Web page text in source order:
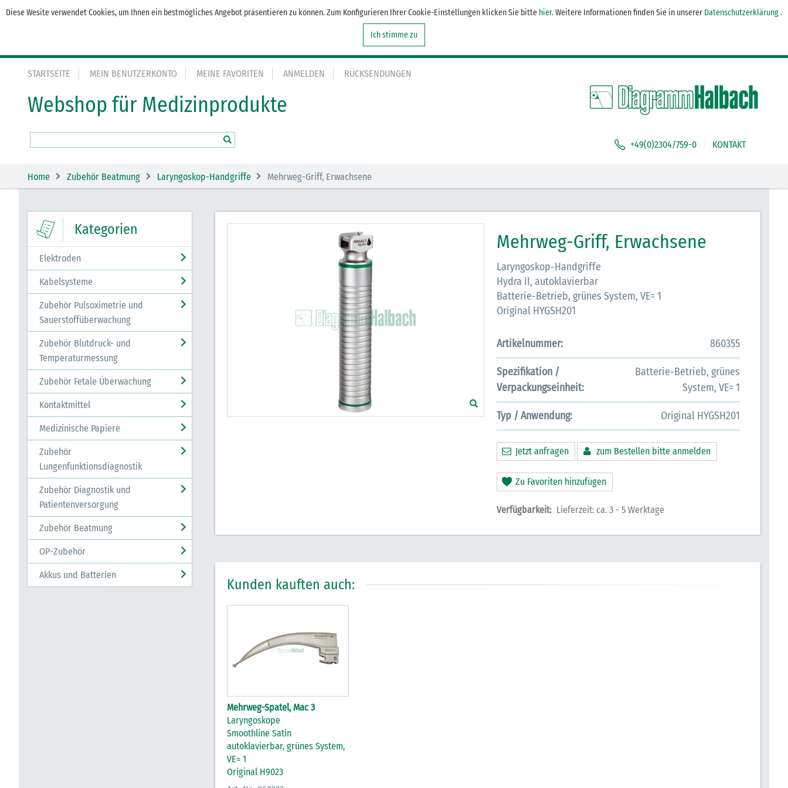
Diese Wesite verwendet Cookies, um Ihnen ein bestmögliches Angebot präsentieren zu können. Zum Konfigurieren Ihrer Cookie-Einstellungen klicken Sie bitte hier. Weitere Informationen finden Sie in unserer Datenschutzerklärung.
Ich stimme zu
STARTSEITE MEIN BENUTZERKONTO MEINE FAVORITEN ANMELDEN RÜCKSENDUNGEN
Webshop für Medizinprodukte
+49(0)2304/759-0 KONTAKT
Home Zubehör Beatmung Laryngoskop-Handgriffe Mehrweg-Griff, Erwachsene
Kategorien
Elektroden
Kabelsysteme
Zubehör Pulsoximetrie und
Sauerstoffüberwachung
Zubehör Blutdruck- und
Temperaturmessung
Zubehör Fetale Überwachung
Kontaktmittel
Medizinische Papiere
Zubehör
Lungenfunktionsdiagnostik
Zubehör Diagnostik und
Patientenversorgung
Zubehör Beatmung
OP-Zubehör
Akkus und Batterien
Mehrweg-Griff, Erwachsene
Laryngoskop-Handgriffe
Hydra II, autoklavierbar
Batterie-Betrieb, grünes System, VE= 1
Original HYGSH201
Artikelnummer: 860355
Spezifikation /
Verpackungseinheit:
Batterie-Betrieb, grünes
System, VE= 1
Typ / Anwendung: Original HYGSH201
Jetzt anfragen zum Bestellen bitte anmelden
Zu Favoriten hinzufügen
Verfügbarkeit: Lieferzeit: ca. 3 - 5 Werktage
Kunden kauften auch:
Mehrweg-Spatel, Mac 3
Laryngoskope
Smoothline Satin
autoklavierbar, grünes System,
VE= 1
Original H9023